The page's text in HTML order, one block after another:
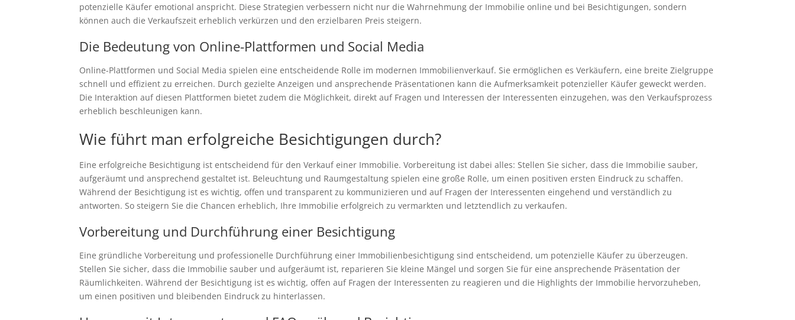
potenzielle Käufer emotional anspricht. Diese Strategien verbessern nicht nur die Wahrnehmung der Immobilie online und bei Besichtigungen, sondern
können auch die Verkaufszeit erheblich verkürzen und den erzielbaren Preis steigern.
Die Bedeutung von Online-Plattformen und Social Media
Online-Plattformen und Social Media spielen eine entscheidende Rolle im modernen Immobilienverkauf. Sie ermöglichen es Verkäufern, eine breite Zielgruppe
schnell und effizient zu erreichen. Durch gezielte Anzeigen und ansprechende Präsentationen kann die Aufmerksamkeit potenzieller Käufer geweckt werden.
Die Interaktion auf diesen Plattformen bietet zudem die Möglichkeit, direkt auf Fragen und Interessen der Interessenten einzugehen, was den Verkaufsprozess
erheblich beschleunigen kann.
Wie führt man erfolgreiche Besichtigungen durch?
Eine erfolgreiche Besichtigung ist entscheidend für den Verkauf einer Immobilie. Vorbereitung ist dabei alles: Stellen Sie sicher, dass die Immobilie sauber,
aufgeräumt und ansprechend gestaltet ist. Beleuchtung und Raumgestaltung spielen eine große Rolle, um einen positiven ersten Eindruck zu schaffen.
Während der Besichtigung ist es wichtig, offen und transparent zu kommunizieren und auf Fragen der Interessenten eingehend und verständlich zu
antworten. So steigern Sie die Chancen erheblich, Ihre Immobilie erfolgreich zu vermarkten und letztendlich zu verkaufen.
Vorbereitung und Durchführung einer Besichtigung
Eine gründliche Vorbereitung und professionelle Durchführung einer Immobilienbesichtigung sind entscheidend, um potenzielle Käufer zu überzeugen.
Stellen Sie sicher, dass die Immobilie sauber und aufgeräumt ist, reparieren Sie kleine Mängel und sorgen Sie für eine ansprechende Präsentation der
Räumlichkeiten. Während der Besichtigung ist es wichtig, offen auf Fragen der Interessenten zu reagieren und die Highlights der Immobilie hervorzuheben,
um einen positiven und bleibenden Eindruck zu hinterlassen.